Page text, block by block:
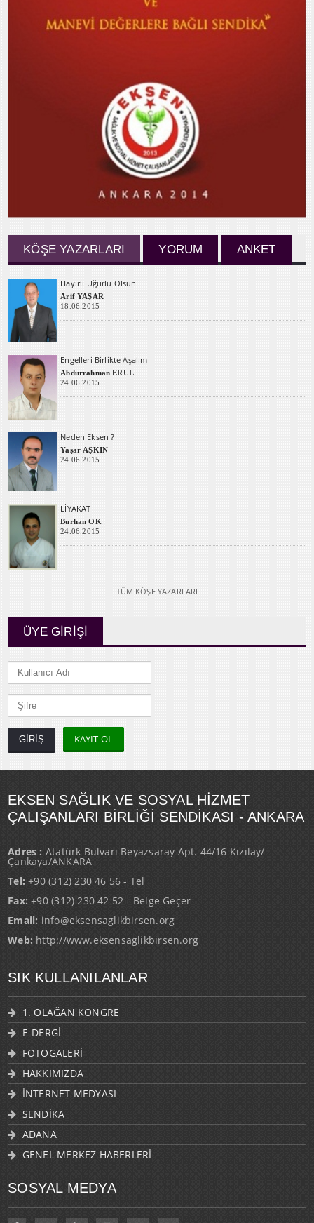
KÖŞE YAZARLARI YORUM ANKET
Hayırlı Uğurlu Olsun
Arif YAŞAR
18.06.2015
Engelleri Birlikte Aşalım
Abdurrahman ERUL
24.06.2015
Neden Eksen ?
Yaşar AŞKIN
24.06.2015
LİYAKAT
Burhan OK
24.06.2015
TÜM KÖŞE YAZARLARI
ÜYE GİRİŞİ
KAYIT OL
EKSEN SAĞLIK VE SOSYAL HİZMET
ÇALIŞANLARI BİRLİĞİ SENDİKASI - ANKARA
Adres : Atatürk Bulvarı Beyazsaray Apt. 44/16 Kızılay/
Çankaya/ANKARA
Tel: +90 (312) 230 46 56 - Tel
Fax: +90 (312) 230 42 52 - Belge Geçer
Email: info@eksensaglikbirsen.org
Web: http://www.eksensaglikbirsen.org
SIK KULLANILANLAR
1. OLAĞAN KONGRE
E-DERGİ
FOTOGALERİ
HAKKIMIZDA
İNTERNET MEDYASI
SENDİKA
ADANA
GENEL MERKEZ HABERLERİ
SOSYAL MEDYA